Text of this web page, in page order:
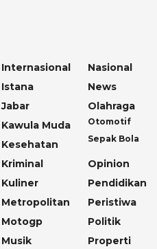
Internasional
Istana
Jabar
Kawula Muda
Kesehatan
Kriminal
Kuliner
Metropolitan
Motogp
Musik
Nasional
News
Olahraga
Otomotif
Sepak Bola
Opinion
Pendidikan
Peristiwa
Politik
Properti